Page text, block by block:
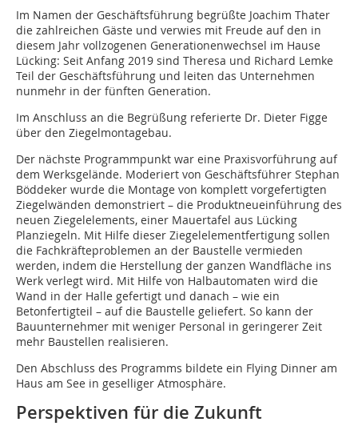
Im Namen der Geschäftsführung begrüßte Joachim Thater
die zahlreichen Gäste und verwies mit Freude auf den in
diesem Jahr vollzogenen Generationenwechsel im Hause
Lücking: Seit Anfang 2019 sind Theresa und Richard Lemke
Teil der Geschäftsführung und leiten das Unternehmen
nunmehr in der fünften Generation.
Im Anschluss an die Begrüßung referierte Dr. Dieter Figge
über den Ziegelmontagebau.
Der nächste Programmpunkt war eine Praxisvorführung auf
dem Werksgelände. Moderiert von Geschäftsführer Stephan
Böddeker wurde die Montage von komplett vorgefertigten
Ziegelwänden demonstriert – die Produktneueinführung des
neuen Ziegelelements, einer Mauertafel aus Lücking
Planziegeln. Mit Hilfe dieser Ziegelelementfertigung sollen
die Fachkräfteproblemen an der Baustelle vermieden
werden, indem die Herstellung der ganzen Wandfläche ins
Werk verlegt wird. Mit Hilfe von Halbautomaten wird die
Wand in der Halle gefertigt und danach – wie ein
Betonfertigteil – auf die Baustelle geliefert. So kann der
Bauunternehmer mit weniger Personal in geringerer Zeit
mehr Baustellen realisieren.
Den Abschluss des Programms bildete ein Flying Dinner am
Haus am See in geselliger Atmosphäre.
Perspektiven für die Zukunft